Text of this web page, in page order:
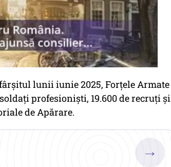
lunii iunie 2025, Forțele Armate
profesioniști, 19.600 de recruți și
de Apărare.
→